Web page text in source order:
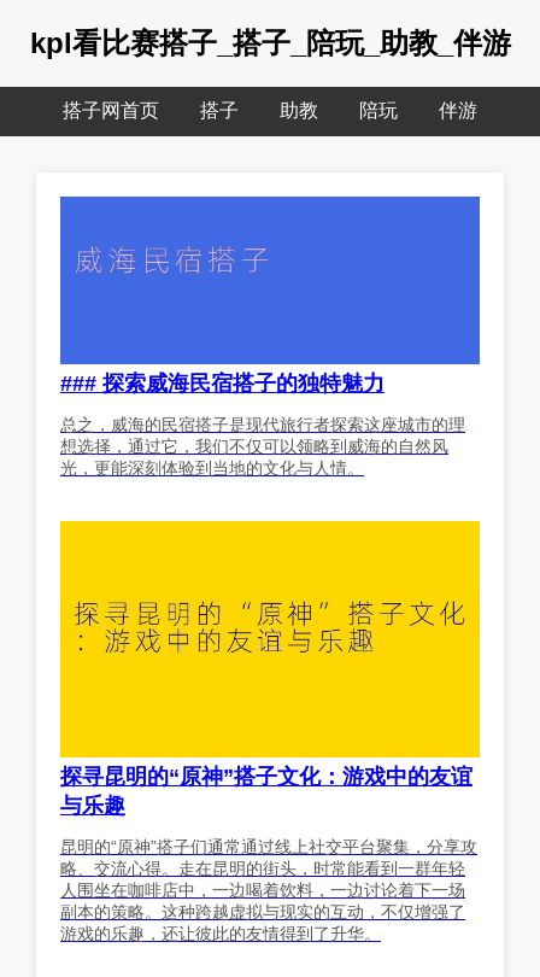
kpl看比赛搭子_搭子_陪玩_助教_伴游
搭子网首页 搭子 助教 陪玩 伴游
### 探索威海民宿搭子的独特魅力
总之，威海的民宿搭子是现代旅行者探索这座城市的理
想选择，通过它，我们不仅可以领略到威海的自然风
光，更能深刻体验到当地的文化与人情。
探寻昆明的“原神”搭子文化：游戏中的友谊
与乐趣
昆明的“原神”搭子们通常通过线上社交平台聚集，分享攻
略、交流心得。走在昆明的街头，时常能看到一群年轻
人围坐在咖啡店中，一边喝着饮料，一边讨论着下一场
副本的策略。这种跨越虚拟与现实的互动，不仅增强了
游戏的乐趣，还让彼此的友情得到了升华。